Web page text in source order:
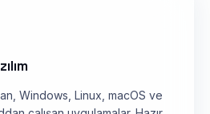
Windows, Linux, macOS ve